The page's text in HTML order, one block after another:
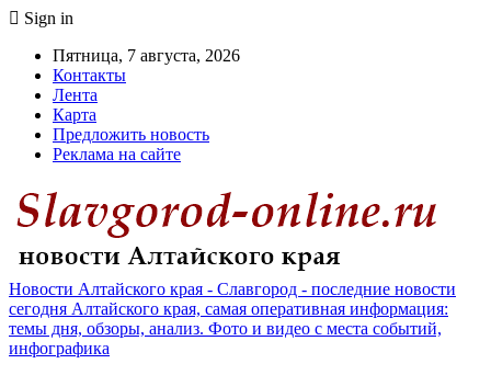
Sign in
Пятница, 7 августа, 2026
Контакты
Лента
Карта
Предложить новость
Реклама на сайте
Новости Алтайского края - Славгород - последние новости
сегодня Алтайского края, самая оперативная информация:
темы дня, обзоры, анализ. Фото и видео с места событий,
инфографика